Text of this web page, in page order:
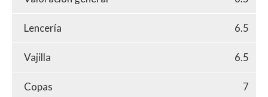
Lencería 6.5
Vajilla 6.5
Copas 7